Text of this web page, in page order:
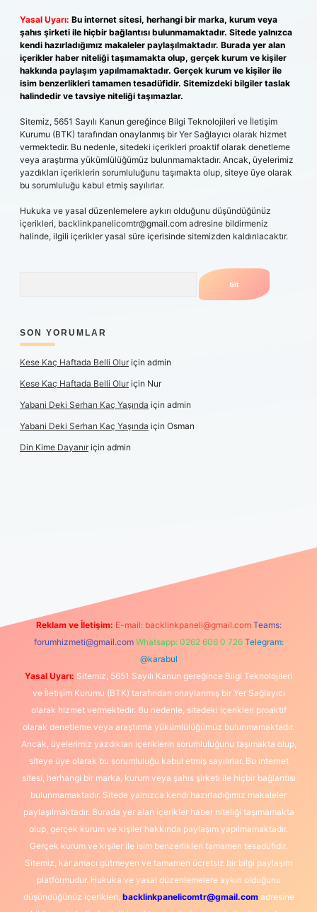
Yasal Uyarı: Bu internet sitesi, herhangi bir marka, kurum veya
şahıs şirketi ile hiçbir bağlantısı bulunmamaktadır. Sitede yalnızca
kendi hazırladığımız makaleler paylaşılmaktadır. Burada yer alan
içerikler haber niteliği taşımamakta olup, gerçek kurum ve kişiler
hakkında paylaşım yapılmamaktadır. Gerçek kurum ve kişiler ile
isim benzerlikleri tamamen tesadüfidir. Sitemizdeki bilgiler taslak
halindedir ve tavsiye niteliği taşımazlar.
Sitemiz, 5651 Sayılı Kanun gereğince Bilgi Teknolojileri ve İletişim
Kurumu (BTK) tarafından onaylanmış bir Yer Sağlayıcı olarak hizmet
vermektedir. Bu nedenle, sitedeki içerikleri proaktif olarak denetleme
veya araştırma yükümlülüğümüz bulunmamaktadır. Ancak, üyelerimiz
yazdıkları içeriklerin sorumluluğunu taşımakta olup, siteye üye olarak
bu sorumluluğu kabul etmiş sayılırlar.
Hukuka ve yasal düzenlemelere aykırı olduğunu düşündüğünüz
içerikleri, backlinkpanelicomtr@gmail.com adresine bildirmeniz
halinde, ilgili içerikler yasal süre içerisinde sitemizden kaldırılacaktır.
SON YORUMLAR
Kese Kaç Haftada Belli Oluriçin admin
Kese Kaç Haftada Belli Oluriçin Nur
Yabani Deki Serhan Kaç Yaşında için admin
Yabani Deki Serhan Kaç Yaşında için Osman
Din Kime Dayanıriçin admin
Reklam ve İletişim: E-mail: backlinkpaneli@gmail.com Teams:
forumhizmeti@gmail.com Whatsapp: 0262 606 0 726 Telegram:
@karabul
Yasal Uyarı: Sitemiz, 5651 Sayılı Kanun gereğince Bilgi Teknolojileri
ve İletişim Kurumu (BTK) tarafından onaylanmış bir Yer Sağlayıcı
olarak hizmet vermektedir. Bu nedenle, sitedeki içerikleri proaktif
olarak denetleme veya araştırma yükümlülüğümüz bulunmamaktadır.
Ancak, üyelerimiz yazdıkları içeriklerin sorumluluğunu taşımakta olup,
siteye üye olarak bu sorumluluğu kabul etmiş sayılırlar. Bu internet
sitesi, herhangi bir marka, kurum veya şahıs şirketi ile hiçbir bağlantısı
bulunmamaktadır. Sitede yalnızca kendi hazırladığımız makaleler
paylaşılmaktadır. Burada yer alan içerikler haber niteliği taşımamakta
olup, gerçek kurum ve kişiler hakkında paylaşım yapılmamaktadır.
Gerçek kurum ve kişiler ile isim benzerlikleri tamamen tesadüfidir.
Sitemiz, kar amacı gütmeyen ve tamamen ücretsiz bir bilgi paylaşım
platformudur. Hukuka ve yasal düzenlemelere aykırı olduğunu
düşündüğünüz içerikleri, backlinkpanelicomtr@gmail.comadresine